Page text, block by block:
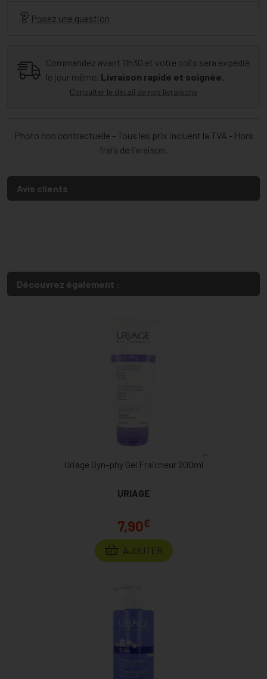
Posez une question
Commandez avant 11h30 et votre colis sera expédié
le jour même. Livraison rapide et soignée.
Consulter le détail de nos livraisons
Photo non contractuelle - Tous les prix incluent la TVA - Hors
frais de livraison.
Avis clients
Découvrez également :
Uriage Gyn-phy Gel Fraicheur 200ml
URIAGE
7,90€
AJOUTER